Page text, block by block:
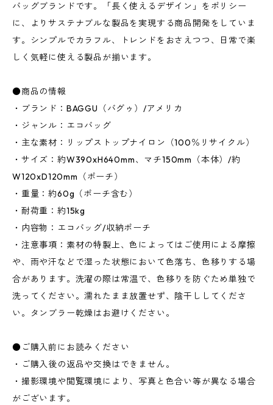
バッグブランドです。「長く使えるデザイン」をポリシー
に、よりサステナブルな製品を実現する商品開発をしていま
す。シンプルでカラフル、トレンドをおさえつつ、日常で楽
しく気軽に使える製品が揃います。
●商品の情報
・ブランド：BAGGU（バグゥ）/アメリカ
・ジャンル：エコバッグ
・主な素材：リップストップナイロン（100％リサイクル）
・サイズ：約W390xH640mm、マチ150mm（本体）/約
W120xD120mm（ポーチ）
・重量：約60g（ポーチ含む）
・耐荷重：約15kg
・内容物：エコバッグ/収納ポーチ
・注意事項：素材の特製上、色によってはご使用による摩擦
や、雨や汗などで湿った状態において色落ち、色移りする場
合があります。洗濯の際は常温で、色移りを防ぐため単独で
洗ってください。濡れたまま放置せず、陰干ししてくださ
い。タンブラー乾燥はお避けください。
●ご購入前にお読みください
・ご購入後の返品や交換はできません。
・撮影環境や閲覧環境により、写真と色合い等が異なる場合
がございます。